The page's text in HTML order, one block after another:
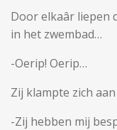
Door elkaâr liepen
in het zwembad…
-Oerip! Oerip…
Zij klampte zich
-Zij hebben mij